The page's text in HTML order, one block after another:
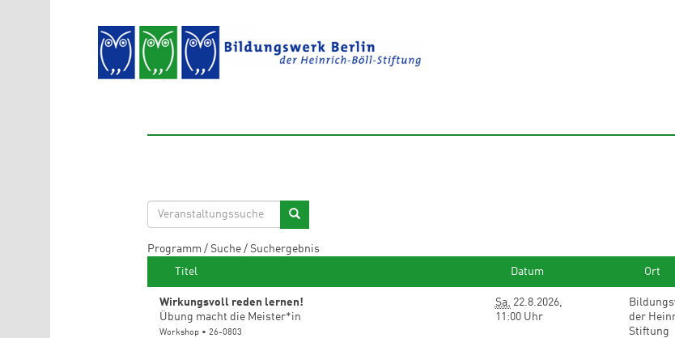
Programm / Suche / Suchergebnis
Titel
Datum Ort
Wirkungsvoll reden lernen!
Übung macht die Meister*in
Workshop • 26-0803
Sa. 22.8.2026,
11:00 Uhr
der
Stiftung